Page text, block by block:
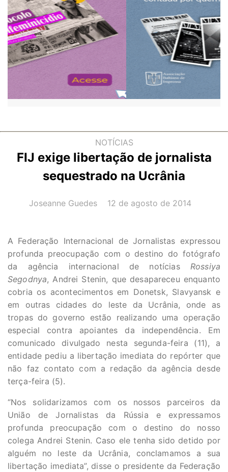
NOTÍCIAS
FIJ exige libertação de jornalista
sequestrado na Ucrânia
AUTOR(A):
Joseanne Guedes DATA:
12 de agosto de 2014
A Federação Internacional de Jornalistas expressou
profunda preocupação com o destino do fotógrafo
da agência internacional de notícias Rossiya
Segodnya, Andrei Stenin, que desapareceu enquanto
cobria os acontecimentos em Donetsk, Slavyansk e
em outras cidades do leste da Ucrânia, onde as
tropas do governo estão realizando uma operação
especial contra apoiantes da independência. Em
comunicado divulgado nesta segunda-feira (11), a
entidade pediu a libertação imediata do repórter que
não faz contato com a redação da agência desde
terça-feira (5).
“Nos solidarizamos com os nossos parceiros da
União de Jornalistas da Rússia e expressamos
profunda preocupação com o destino do nosso
colega Andrei Stenin. Caso ele tenha sido detido por
alguém no leste da Ucrânia, conclamamos a sua
libertação imediata”, disse o presidente da Federação